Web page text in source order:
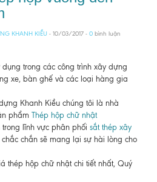
KHANH KIỀU - 10/03/2017 - 0 bình luận
trong các công trình xây dựng
xe, bàn ghế và các loại hàng gia
Khanh Kiều chúng tôi là nhà
phẩm Thép hộp chữ nhật
lĩnh vực phân phối sắt thép xây
chắc chắn sẽ mang lại sự hài lòng cho
thép hộp chữ nhật chi tiết nhất, Quý